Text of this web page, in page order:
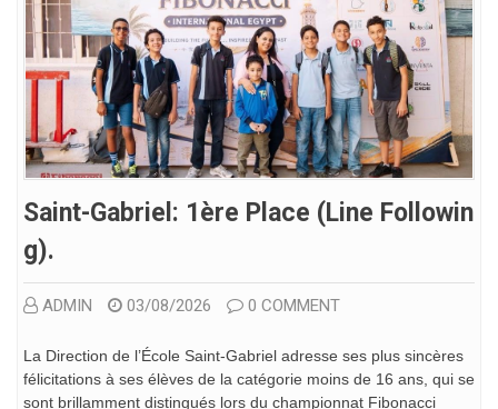
Saint-Gabriel: 1ère Place (Line Followin
G).
ADMIN 03/08/2026 0 COMMENT
La Direction de l’École Saint-Gabriel adresse ses plus sincères
félicitations à ses élèves de la catégorie moins de 16 ans, qui se
sont brillamment distingués lors du championnat Fibonacci